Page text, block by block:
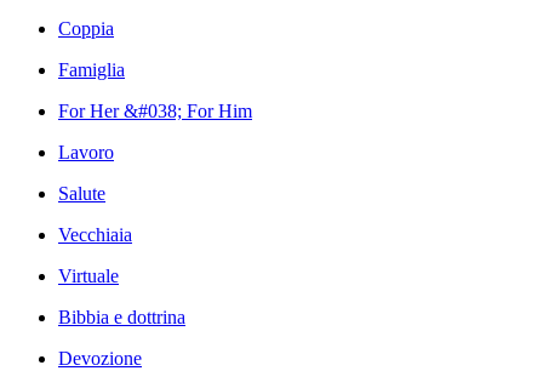
Coppia
Famiglia
For Her &#038; For Him
Lavoro
Salute
Vecchiaia
Virtuale
Bibbia e dottrina
Devozione